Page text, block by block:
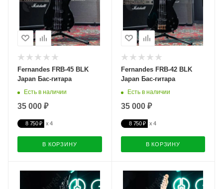
Fernandes FRB-45 BLK
Japan Бас-гитара
Есть в наличии
35 000 ₽
8 750 ₽
В КОРЗИНУ
Fernandes FRB-42 BLK
Japan Бас-гитара
Есть в наличии
35 000 ₽
8 750 ₽
В КОРЗИНУ